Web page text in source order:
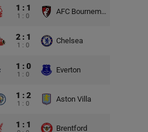
1 : 1
1 : 0
AFC Bournemouth
2 : 1
1 : 0
Chelsea
1 : 0
1 : 0
Everton
1 : 2
1 : 0
Aston Villa
1 : 1 Brentford